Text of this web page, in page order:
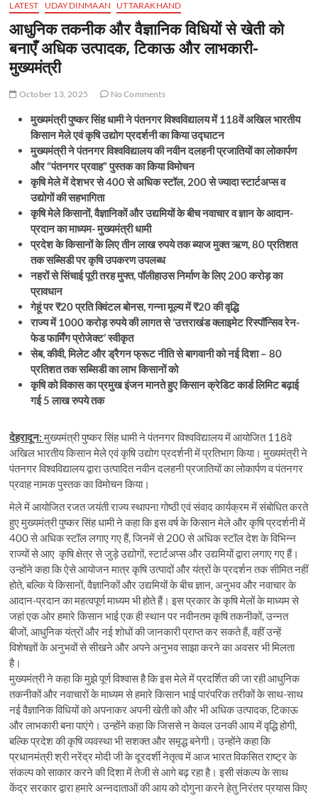
LATEST UDAYDINMAAN UTTARAKHAND
आधुनिक तकनीक और वैज्ञानिक विधियों से खेती को
बनाएँ अधिक उत्पादक, टिकाऊ और लाभकारी-
मुख्यमंत्री
October 13, 2025 No Comments
मुख्यमंत्री पुष्कर सिंह धामी ने पंतनगर विश्वविद्यालय में 118वें अखिल भारतीय
किसान मेले एवं कृषि उद्योग प्रदर्शनी का किया उद्घाटन
मुख्यमंत्री ने पंतनगर विश्वविद्यालय की नवीन दलहनी प्रजातियों का लोकार्पण
और “पंतनगर प्रवाह” पुस्तक का किया विमोचन
कृषि मेले में देशभर से 400 से अधिक स्टॉल, 200 से ज्यादा स्टार्टअप्स व
उद्योगों की सहभागिता
कृषि मेले किसानों, वैज्ञानिकों और उद्यमियों के बीच नवाचार व ज्ञान के आदान-
प्रदान का माध्यम- मुख्यमंत्री धामी
प्रदेश के किसानों के लिए तीन लाख रुपये तक ब्याज मुक्त ऋण, 80 प्रतिशत
तक सब्सिडी पर कृषि उपकरण उपलब्ध
नहरों से सिंचाई पूरी तरह मुफ्त, पॉलीहाउस निर्माण के लिए 200 करोड़ का
प्रावधान
गेहूं पर ₹20 प्रति क्विंटल बोनस, गन्ना मूल्य में ₹20 की वृद्धि
राज्य में 1000 करोड़ रुपये की लागत से ‘उत्तराखंड क्लाइमेट रिस्पॉन्सिव रेन-
फेड फार्मिंग प्रोजेक्ट’ स्वीकृत
सेब, कीवी, मिलेट और ड्रैगन फ्रूट नीति से बागवानी को नई दिशा – 80
प्रतिशत तक सब्सिडी का लाभ किसानों को
कृषि को विकास का प्रमुख इंजन मानते हुए किसान क्रेडिट कार्ड लिमिट बढ़ाई
गई 5 लाख रुपये तक
देहरादून:मुख्यमंत्री पुष्कर सिंह धामी ने पंतनगर विश्वविद्यालय में आयोजित 118वे
अखिल भारतीय किसान मेले एवं कृषि उद्योग प्रदर्शनी में प्रतिभाग किया। मुख्यमंत्री ने
पंतनगर विश्वविद्यालय द्वारा उत्पादित नवीन दलहनी प्रजातियों का लोकार्पण व पंतनगर
प्रवाह नामक पुस्तक का विमोचन किया।
मेले में आयोजित रजत जयंती राज्य स्थापना गोष्ठी एवं संवाद कार्यक्रम में संबोधित करते
हुए मुख्यमंत्री पुष्कर सिंह धामी ने कहा कि इस वर्ष के किसान मेले और कृषि प्रदर्शनी में
400 से अधिक स्टॉल लगाए गए हैं, जिनमें से 200 से अधिक स्टॉल देश के विभिन्न
राज्यों से आए कृषि क्षेत्र से जुड़े उद्योगों, स्टार्टअप्स और उद्यमियों द्वारा लगाए गए हैं।
उन्होंने कहा कि ऐसे आयोजन मात्र कृषि उत्पादों और यंत्रों के प्रदर्शन तक सीमित नहीं
होते, बल्कि ये किसानों, वैज्ञानिकों और उद्यमियों के बीच ज्ञान, अनुभव और नवाचार के
आदान-प्रदान का महत्वपूर्ण माध्यम भी होते हैं। इस प्रकार के कृषि मेलों के माध्यम से
जहां एक ओर हमारे किसान भाई एक ही स्थान पर नवीनतम कृषि तकनीकों, उन्नत
बीजों, आधुनिक यंत्रों और नई शोधों की जानकारी प्राप्त कर सकते हैं, वहीं उन्हें
विशेषज्ञों के अनुभवों से सीखने और अपने अनुभव साझा करने का अवसर भी मिलता
है।
मुख्यमंत्री ने कहा कि मुझे पूर्ण विश्वास है कि इस मेले में प्रदर्शित की जा रही आधुनिक
तकनीकों और नवाचारों के माध्यम से हमारे किसान भाई पारंपरिक तरीकों के साथ-साथ
नई वैज्ञानिक विधियों को अपनाकर अपनी खेती को और भी अधिक उत्पादक, टिकाऊ
और लाभकारी बना पाएंगे। उन्होंने कहा कि जिससे न केवल उनकी आय में वृद्धि होगी,
बल्कि प्रदेश की कृषि व्यवस्था भी सशक्त और समृद्ध बनेगी। उन्होंने कहा कि
प्रधानमंत्री श्री नरेंद्र मोदी जी के दूरदर्शी नेतृत्व में आज भारत विकसित राष्ट्र के
संकल्प को साकार करने की दिशा में तेजी से आगे बढ़ रहा है। इसी संकल्प के साथ
केंद्र सरकार द्वारा हमारे अन्नदाताओं की आय को दोगुना करने हेतु निरंतर प्रयास किए